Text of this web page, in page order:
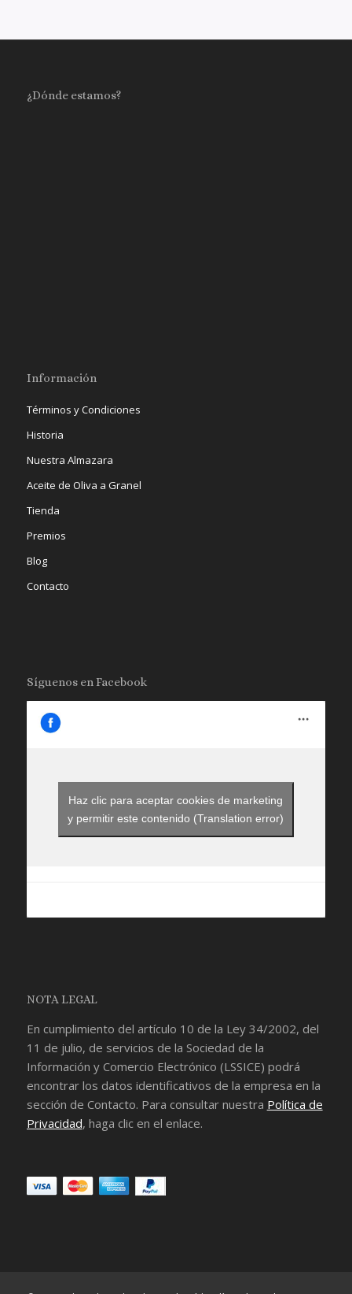
¿Dónde estamos?
Información
Términos y Condiciones
Historia
Nuestra Almazara
Aceite de Oliva a Granel
Tienda
Premios
Blog
Contacto
Síguenos en Facebook
Haz clic para aceptar cookies de marketing
y permitir este contenido (Translation error)
NOTA LEGAL
En cumplimiento del artículo 10 de la Ley 34/2002, del
11 de julio, de servicios de la Sociedad de la
Información y Comercio Electrónico (LSSICE) podrá
encontrar los datos identificativos de la empresa en la
sección de Contacto. Para consultar nuestra Política de
Privacidad, haga clic en el enlace.